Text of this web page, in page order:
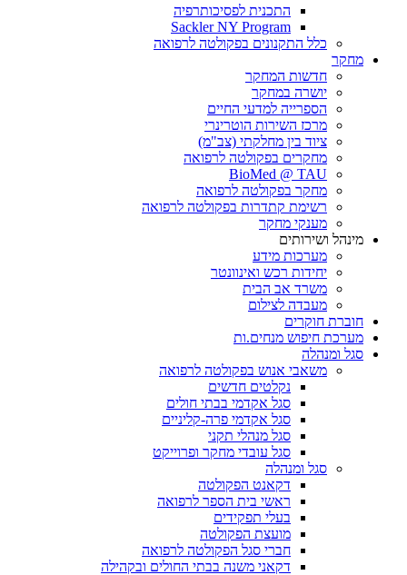
התכנית לפסיכותרפיה
Sackler NY Program
כלל התקנונים בפקולטה לרפואה
מחקר
חדשות המחקר
יושרה במחקר
הספרייה למדעי החיים
מרכז השירות הוטרינרי
ציוד בין מחלקתי (צב"מ)
מחקרים בפקולטה לרפואה
BioMed @ TAU
מחקר בפקולטה לרפואה
רשימת קתדרות בפקולטה לרפואה
מענקי מחקר
מינהל ושירותים
מערכות מידע
יחידות רכש ואינוונטר
משרד אב הבית
מעבדה לצילום
חוברת חוקרים
מערכת חיפוש מנחים.ות
סגל ומנהלה
משאבי אנוש בפקולטה לרפואה
נקלטים חדשים
סגל אקדמי בבתי חולים
סגל אקדמי פרה-קליניים
סגל מנהלי תקני
סגל עובדי מחקר ופרוייקט
סגל ומנהלה
דקאנט הפקולטה
ראשי בית הספר לרפואה
בעלי תפקידים
מועצת הפקולטה
חברי סגל הפקולטה לרפואה
דקאני משנה בבתי החולים ובקהילה